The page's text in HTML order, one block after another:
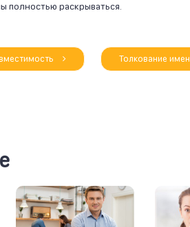
полностью раскрываться.
Толкование